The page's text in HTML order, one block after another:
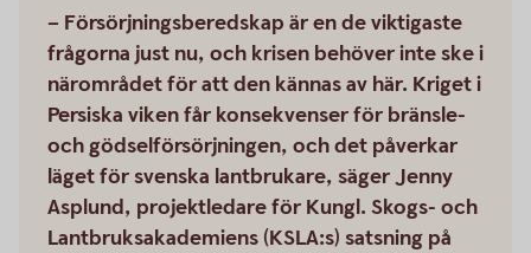
– Försörjningsberedskap är en de viktigaste
frågorna just nu, och krisen behöver inte ske i
närområdet för att den kännas av här. Kriget i
Persiska viken får konsekvenser för bränsle-
och gödselförsörjningen, och det påverkar
läget för svenska lantbrukare, säger Jenny
Asplund, projektledare för Kungl. Skogs- och
Lantbruksakademiens (KSLA:s) satsning på